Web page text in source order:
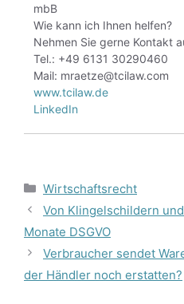
mbB
Wie kann ich Ihnen helfen?
Nehmen Sie gerne Kontakt
Tel.: +49 6131 30290460
Mail: mraetze@tcilaw.com
www.tcilaw.de
LinkedIn
Kategorien
Wirtschaftsrecht
Von Klingelschildern
Monate DSGVO
Verbraucher sendet
der Händler noch erstatten?